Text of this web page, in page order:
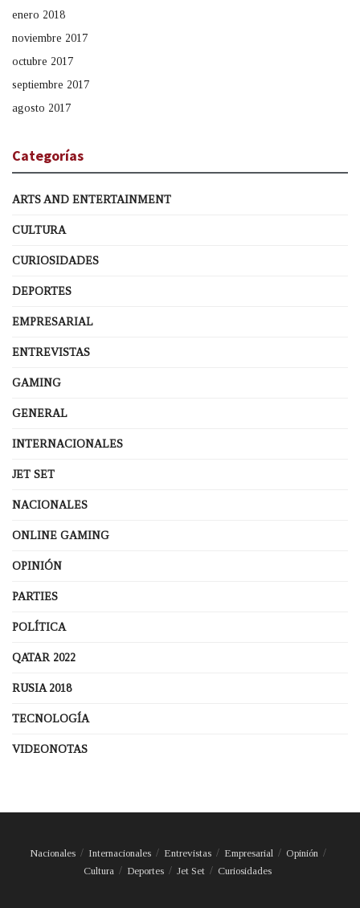
enero 2018
noviembre 2017
octubre 2017
septiembre 2017
agosto 2017
Categorías
ARTS AND ENTERTAINMENT
CULTURA
CURIOSIDADES
DEPORTES
EMPRESARIAL
ENTREVISTAS
GAMING
GENERAL
INTERNACIONALES
JET SET
NACIONALES
ONLINE GAMING
OPINIÓN
PARTIES
POLÍTICA
QATAR 2022
RUSIA 2018
TECNOLOGÍA
VIDEONOTAS
Nacionales Internacionales Entrevistas Empresarial
Opinión
Cultura
Deportes Jet Set Curiosidades